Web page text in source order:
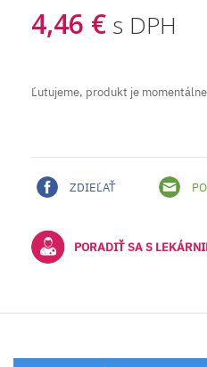
4,46 € s DPH
Ľutujeme, produkt je
ZDIEĽAŤ
PORADIŤ SA S